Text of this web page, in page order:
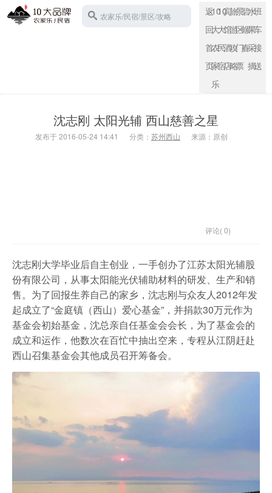
农家乐
农家乐/民宿/景区/攻略
返
回
首
页
10
大
农
家
乐
10
大
民
宿
宾
馆
酒
店
旅
游
攻
略
景
区
门
票
碧
螺
春
水
果
采
摘
班
车
接
送
沈志刚 太阳光辅 西山慈善之星
发布于 2016-05-24 14:41 分类： 苏州西山 来源：原创
评论( 0)
沈志刚大学毕业后自主创业，一手创办了江苏太阳光辅股
份有限公司，从事太阳能光伏辅助材料的研发、生产和销
售。为了回报生养自己的家乡，沈志刚与众友人2012年发
起成立了“金庭镇（西山）爱心基金”，并捐款30万元作为
基金会初始基金，沈总亲自任基金会会长，为了基金会的
成立和运作，他数次在百忙中抽出空来，专程从江阴赶赴
西山召集基金会其他成员召开筹备会。